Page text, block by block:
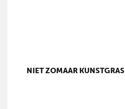
NIET ZOMAAR KUNSTGRAS